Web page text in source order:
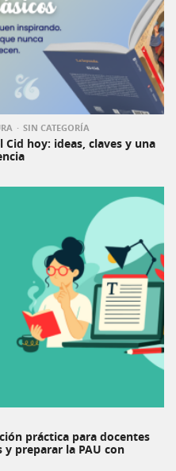
SIN CATEGORÍA
hoy: ideas, claves y una
práctica para docentes
preparar la PAU con